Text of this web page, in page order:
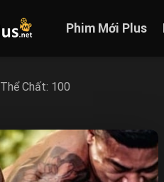
Phim Mới Plus
Thể Chất: 100